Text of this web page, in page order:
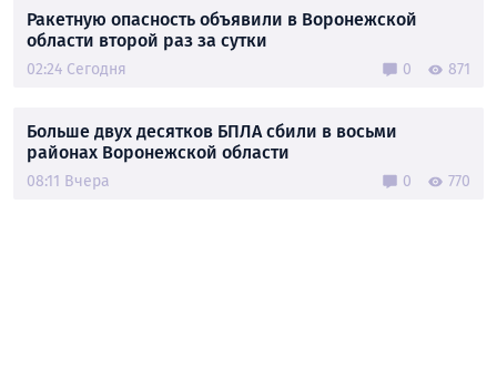
Ракетную опасность объявили в Воронежской
области второй раз за сутки
02:24 Сегодня 0 871
Больше двух десятков БПЛА сбили в восьми
районах Воронежской области
08:11 Вчера 0 770